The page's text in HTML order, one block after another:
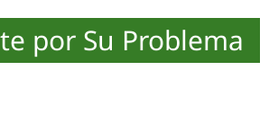
por Su Problema